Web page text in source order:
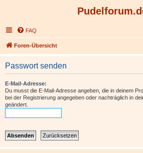
FAQ
Foren-Übersicht
Passwort senden
E-Mail-Adresse:
Du musst die E-Mail-Adresse angeben, die in deinem
bei der Registrierung angegeben oder nachträglich in
geändert.